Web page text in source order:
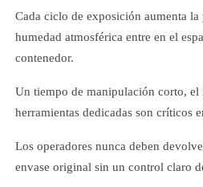
Cada ciclo de exposición aumenta
humedad atmosférica entre en el
contenedor.
Un tiempo de manipulación corto, el
herramientas dedicadas son críticos
Los operadores nunca deben
envase original sin un control claro